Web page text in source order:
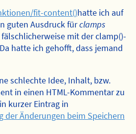
fit-content()hatte ich auf
guten Ausdruck fürclamps
mit der clamp()-
hatte ich gehofft, dass jemand
schlechte Idee, Inhalt, bzw.
in einen HTML-Kommentar zu
kurzer Eintrag in
der Änderungen beim Speichern